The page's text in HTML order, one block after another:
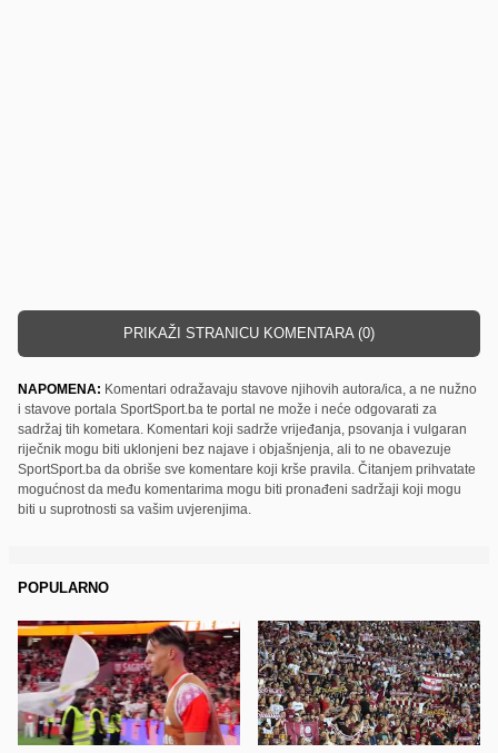
PRIKAŽI STRANICU KOMENTARA (0)
NAPOMENA: Komentari odražavaju stavove njihovih autora/ica, a ne nužno
i stavove portala SportSport.ba te portal ne može i neće odgovarati za
sadržaj tih kometara. Komentari koji sadrže vrijeđanja, psovanja i vulgaran
riječnik mogu biti uklonjeni bez najave i objašnjenja, ali to ne obavezuje
SportSport.ba da obriše sve komentare koji krše pravila. Čitanjem prihvatate
mogućnost da među komentarima mogu biti pronađeni sadržaji koji mogu
biti u suprotnosti sa vašim uvjerenjima.
POPULARNO